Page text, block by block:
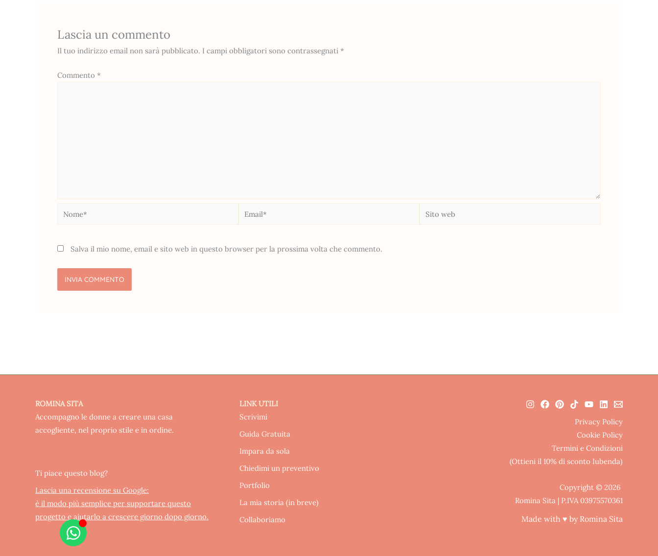
Lascia un commento
Il tuo indirizzo email non sarà pubblicato. I campi obbligatori sono contrassegnati *
Commento *
Nome* Email*
Sito
web
Salva il mio nome, email e sito web in questo browser per la prossima volta che commento.
ROMINA SITA
Accompagno le donne a creare una casa
accogliente, nel proprio stile e in ordine.
Ti piace questo blog?
Lascia una recensione su Google:
è il modo più semplice per supportare questo
progetto e aiutarlo a crescere giorno dopo giorno.
LINK UTILI
Scrivimi
Guida Gratuita
Impara da sola
Chiedimi un preventivo
Portfolio
La mia storia (in breve)
Collaboriamo
Privacy Policy
Cookie Policy
Termini e Condizioni
(Ottieni il 10% di sconto Iubenda)
Copyright © 2026
Romina Sita | P.IVA 03975570361
Made with ♥ by Romina Sita